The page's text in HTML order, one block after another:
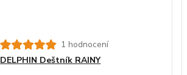
1 hodnocení
DELPHIN Deštník RAINY